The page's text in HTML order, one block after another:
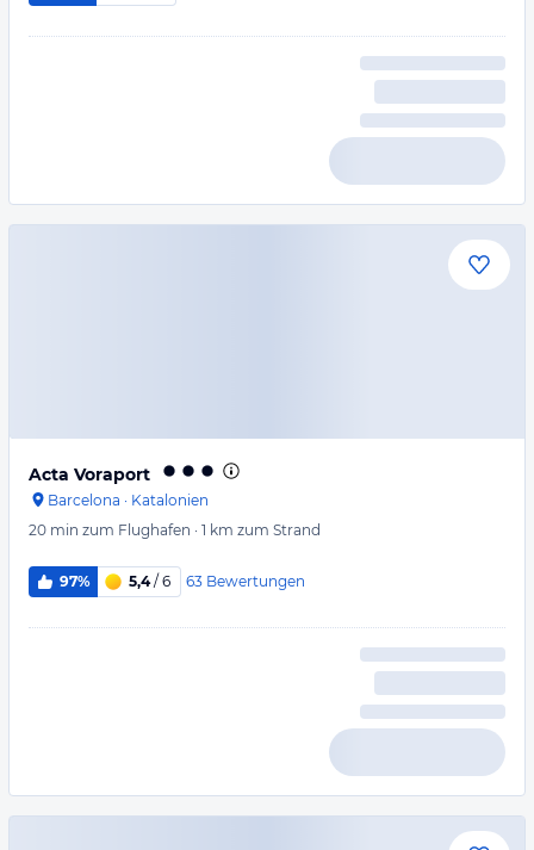
Acta Voraport
Barcelona · Katalonien
20 min zum Flughafen · 1 km zum Strand
97% 5,4/ 6 63 Bewertungen